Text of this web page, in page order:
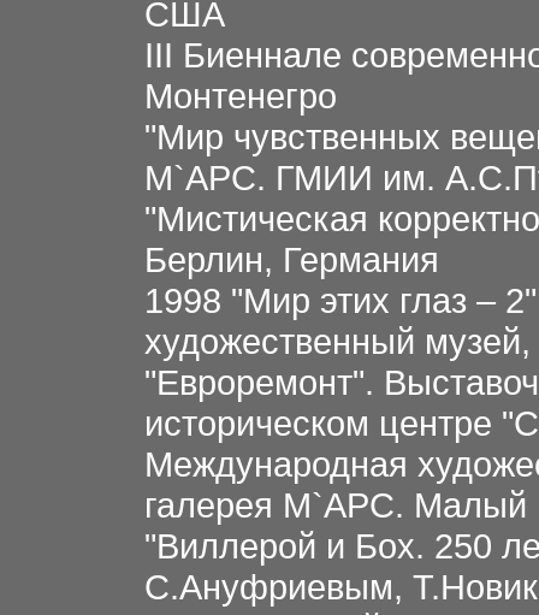
США
III Биеннале
Монтенегро
"Мир чувственных
М`АРС. ГМИИ им.
"Мистическая
Берлин, Германия
1998 "Мир этих глаз –
художественный
"Евроремонт".
историческом центре
Международная
галерея М`АРС. Малый
"Виллерой и Бох. 250
С.Ануфриевым,